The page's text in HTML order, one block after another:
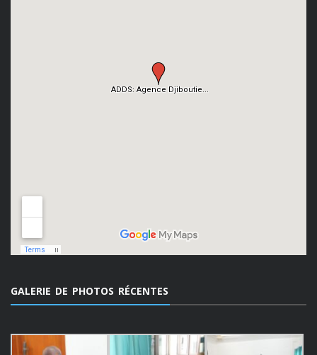
GALERIE DE PHOTOS RÉCENTES